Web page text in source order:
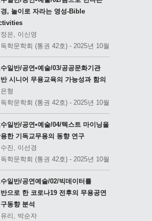
, 놀이로 자라는 영성-Bible
은, 이신영
학문학회 (통권 42호) - 2025년 10월
일반/공연•예술/03/공공문화기관
시니어 무용교육의 가능성과 함의
형
학문학회 (통권 42호) - 2025년 10월
일반/공연•예술/04/텍스트 마이닝을
한 기독교무용의 동향 연구
진, 이선경
학문학회 (통권 42호) - 2025년 10월
일반/공연예술/02/빅데이터를
으로 한 코로나19 전후의 무용공연
동향 분석
리, 박순자